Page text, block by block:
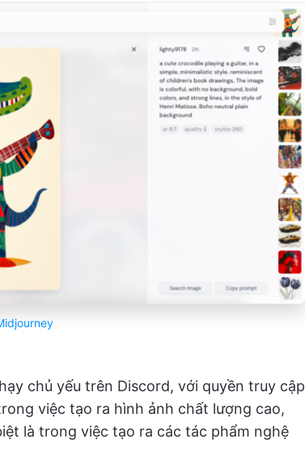
chủ yếu trên Discord, với quyền truy cập
việc tạo ra hình ảnh chất lượng cao,
là trong việc tạo ra các tác phẩm nghệ